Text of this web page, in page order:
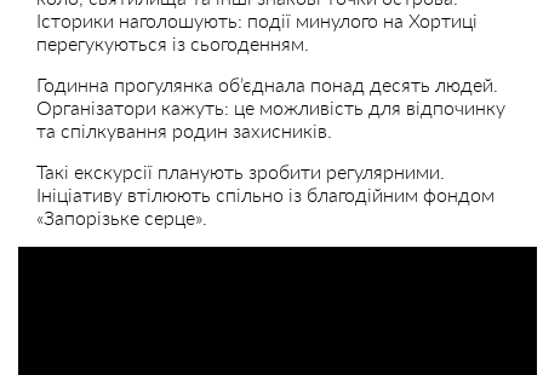
Історики наголошують: події минулого на Хортиці
перегукуються із сьогоденням.
Годинна прогулянка об’єднала понад десять людей.
Організатори кажуть: це можливість для відпочинку
та спілкування родин захисників.
Такі екскурсії планують зробити регулярними.
Ініціативу втілюють спільно із благодійним фондом
«Запорізьке серце».